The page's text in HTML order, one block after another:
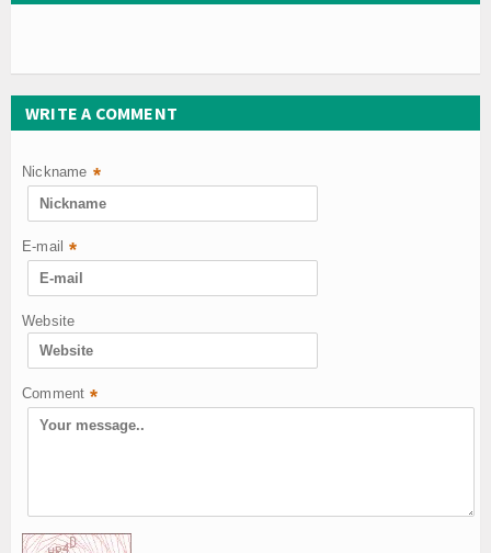
WRITE A COMMENT
Nickname *
E-mail *
Website
Comment *